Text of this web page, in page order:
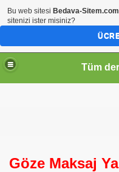
Göze Maksaj
Bu web sitesi Bedava-Sitem.com
sitenizi ister misiniz?